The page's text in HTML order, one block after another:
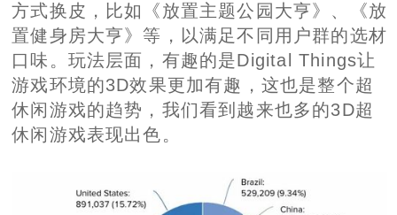
方式换皮，比如《放置主题公园大亨》、《放
置健身房大亨》等，以满足不同用户群的选材
口味。玩法层面，有趣的是Digital Things让
游戏环境的3D效果更加有趣，这也是整个超
休闲游戏的趋势，我们看到越来也多的3D超
休闲游戏表现出色。